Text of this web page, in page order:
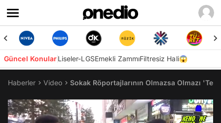
Güncel KonularLiseler-LGSEmekli ZammıFiltresiz Hali😱
Haberler Video Sokak Röportajlarının Olmazsa Olmazı